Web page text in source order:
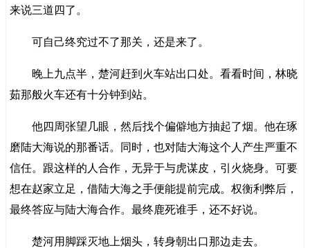
来说三道四了。
可自己终究过不了那关，还是来了。
晚上九点半，楚河赶到火车站出口处。看看时间，林晓
茹那般火车还有十分钟到站。
他四周张望几眼，然后找个偏僻地方抽起了烟。他在琢
磨陆大海说的那番话。同时，也对陆大海这个人产生严重不
信任。跟这样的人合作，无异于与虎谋皮，引火烧身。可要
想在赵家立足，借陆大海之手便能提前完成。权衡利弊后，
最终答应与陆大海合作。最终鹿死谁手，还不好说。
楚河用脚踩灭地上烟头，转身朝出口那边走去。